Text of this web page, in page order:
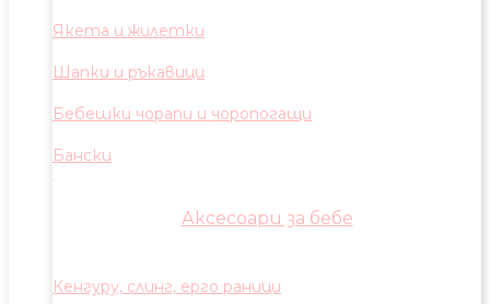
Якета и жилетки
Шапки и ръкавици
Бебешки чорапи и чоропогащи
Бански
Аксесоари за бебе
Кенгуру, слинг, ерго раници